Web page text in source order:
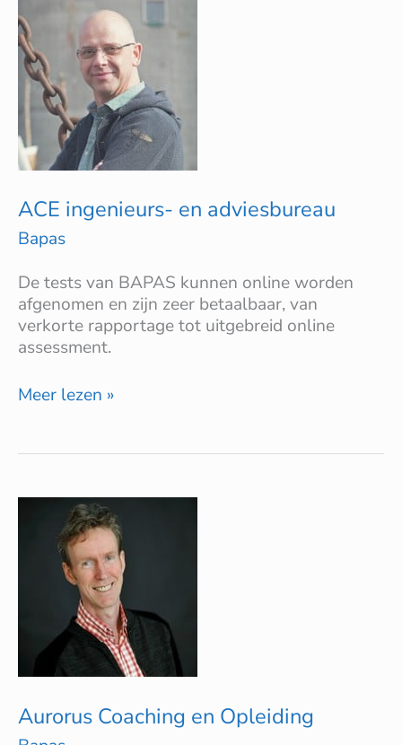
ACE ingenieurs- en adviesbureau
Bapas
De tests van BAPAS kunnen online worden
afgenomen en zijn zeer betaalbaar, van
verkorte rapportage tot uitgebreid online
assessment.
ingenieurs-
en
adviesbureau
Meer lezen »
Aurorus Coaching en Opleiding
Aurorus
Coaching
Opleiding